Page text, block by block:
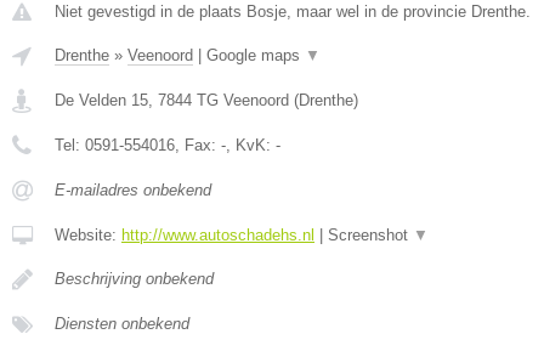
Niet gevestigd in de plaats Bosje, maar wel in de provincie Drenthe.
Drenthe » Veenoord | Google maps ▼
De Velden 15 7844 TG Veenoord (Drenthe)
Tel: 0591-554016 , Fax: - , KvK: -
E-mailadres onbekend
Website: http://www.autoschadehs.nl | Screenshot ▼
Beschrijving onbekend
Diensten onbekend